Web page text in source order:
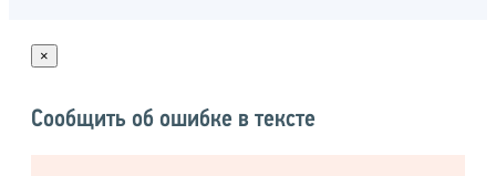
×
Сообщить об ошибке в тексте